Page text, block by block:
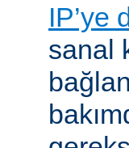
IP’ye
sanal